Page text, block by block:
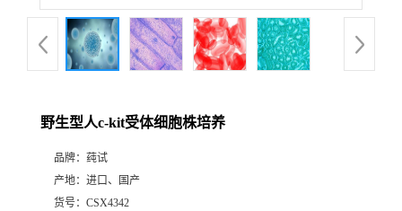
野生型人c-kit受体细胞株培养
品牌： 莼试
产地： 进口、国产
货号： CSX4342